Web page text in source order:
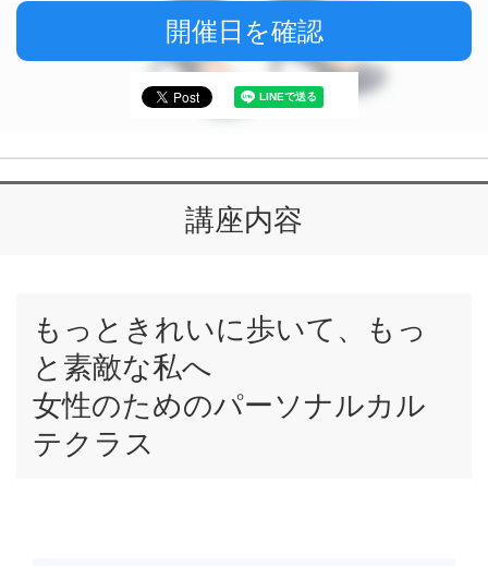
開催日を確認
講座内容
もっときれいに歩いて、もっ
と素敵な私へ
女性のためのパーソナルカル
テクラス